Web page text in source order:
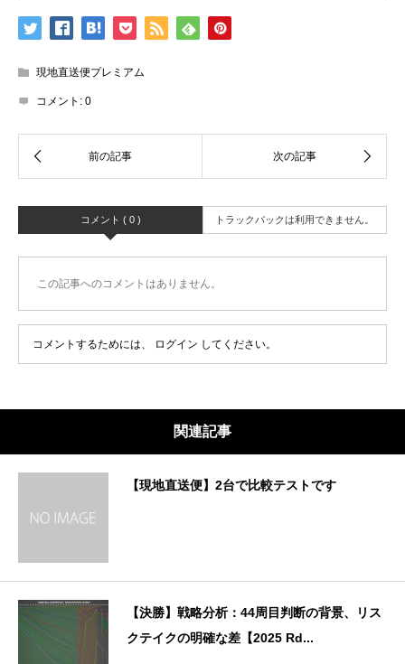
現地直送便プレミアム
コメント: 0
コメント ( 0 ) トラックバックは利用できません。
この記事へのコメントはありません。
コメントするためには、 ログイン してください。
関連記事
【現地直送便】2台で比較テストです
【決勝】戦略分析：44周目判断の背景、リス
クテイクの明確な差【2025 Rd...